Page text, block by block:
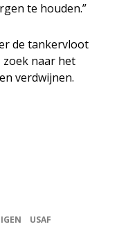
te houden.”
de tankervloot
naar het
verdwijnen.
USAF